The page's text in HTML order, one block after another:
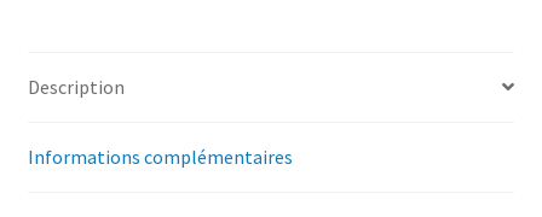
Description
Informations complémentaires